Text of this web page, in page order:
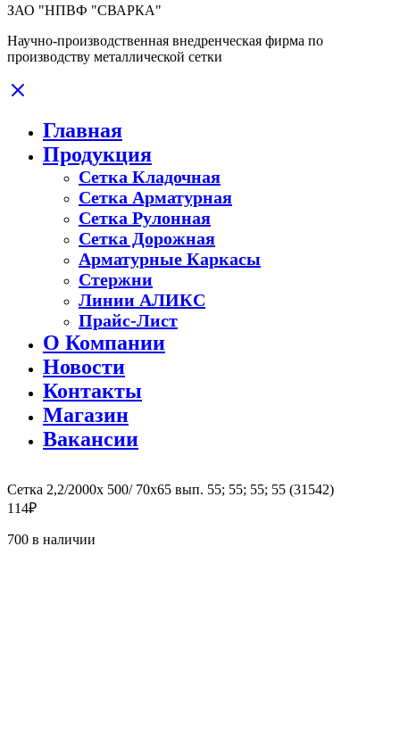
ЗАО "НПВФ "СВАРКА"
Научно-производственная внедренческая фирма по
производству металлической сетки
Главная
Продукция
Сетка Кладочная
Сетка Арматурная
Сетка Рулонная
Сетка Дорожная
Арматурные Каркасы
Стержни
Линии АЛИКС
Прайс-Лист
О Компании
Новости
Контакты
Магазин
Вакансии
Сетка 2,2/2000х 500/ 70х65 вып. 55; 55; 55; 55 (31542)
114₽
700 в наличии